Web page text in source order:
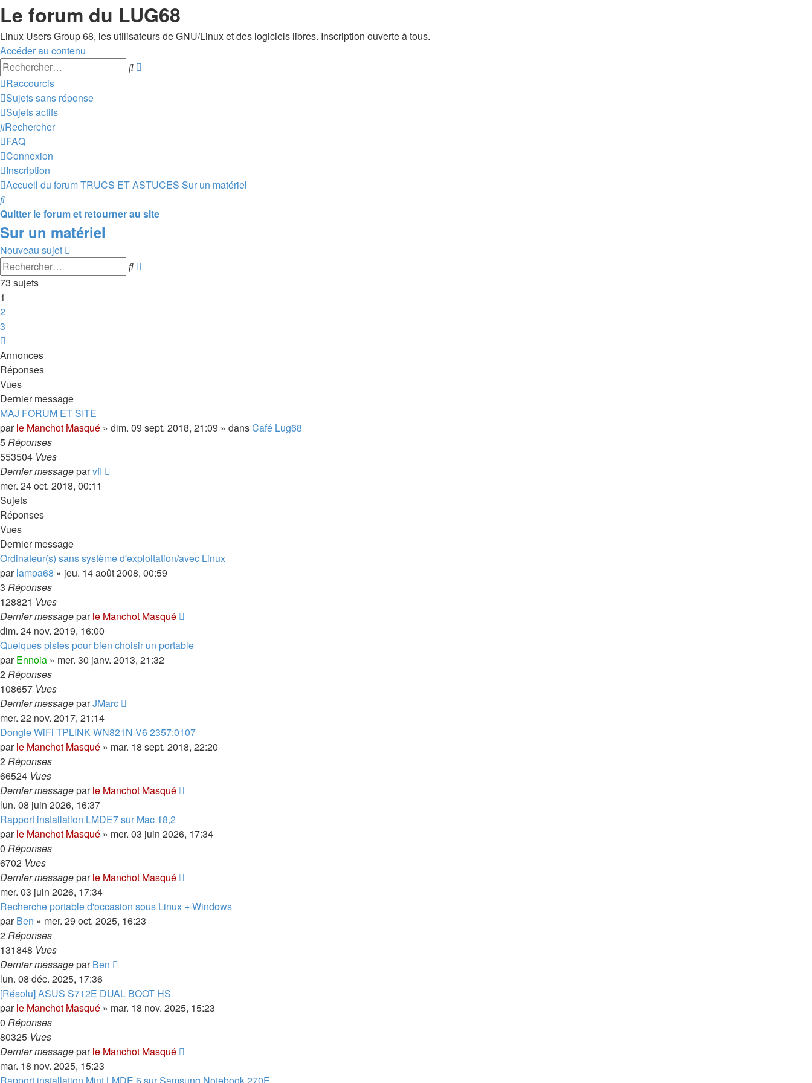
Le forum du LUG68
Linux Users Group 68, les utilisateurs de GNU/Linux et des logiciels libres. Inscription ouverte à tous.
Accéder au contenu
Rechercher
Raccourcis
Sujets sans réponse
Sujets actifs
Rechercher
FAQ
Connexion
Inscription
Accueil du forumTRUCS ET ASTUCES Sur un matériel
Rechercher
Quitter le forum et retourner au site
Sur un matériel
Nouveau sujet
Rechercher
73 sujets
1
2
3
Annonces
Réponses
Vues
Dernier message
MAJ FORUM ET SITE
parle Manchot Masqué » dim. 09 sept. 2018, 21:09 » dansCafé Lug68
5Réponses
553504 Vues
Dernier messageparvfl
mer. 24 oct. 2018, 00:11
Sujets
Réponses
Vues
Dernier message
Ordinateur(s) sans système d'exploitation/avec Linux
parlampa68 » jeu. 14 août 2008, 00:59
3 Réponses
128821 Vues
Dernier messageparle Manchot Masqué
dim. 24 nov. 2019, 16:00
Quelques pistes pour bien choisir un portable
parEnnoia » mer. 30 janv. 2013, 21:32
2Réponses
108657 Vues
Dernier messageparJMarc
mer. 22 nov. 2017, 21:14
Dongle WiFi TPLINK WN821N V6 2357:0107
parle Manchot Masqué » mar. 18 sept. 2018, 22:20
2Réponses
66524 Vues
Dernier messageparle Manchot Masqué
lun. 08 juin 2026, 16:37
Rapport installation LMDE7 sur Mac 18,2
parle Manchot Masqué » mer. 03 juin 2026, 17:34
0 Réponses
6702 Vues
Dernier messageparle Manchot Masqué
mer. 03 juin 2026, 17:34
Recherche portable d'occasion sous Linux + Windows
parBen » mer. 29 oct. 2025, 16:23
2Réponses
131848 Vues
Dernier messageparBen
lun. 08 déc. 2025, 17:36
[Résolu] ASUS S712E DUAL BOOT HS
parle Manchot Masqué » mar. 18 nov. 2025, 15:23
0 Réponses
80325 Vues
Dernier messageparle Manchot Masqué
mar. 18 nov. 2025, 15:23